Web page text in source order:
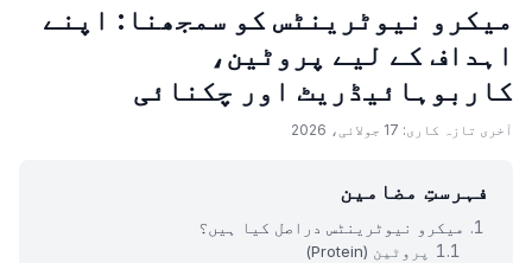
میکرو نیوٹرینٹس کو سمجھنا: اپنے
اہداف کے لیے پروٹین،
کاربوہائیڈریٹ اور چکنائی
آخری تازہ کاری: 17 جولائی، 2026
فہرستِ مضامین
میکرو نیوٹرینٹس دراصل کیا ہیں؟
پروٹین (Protein)